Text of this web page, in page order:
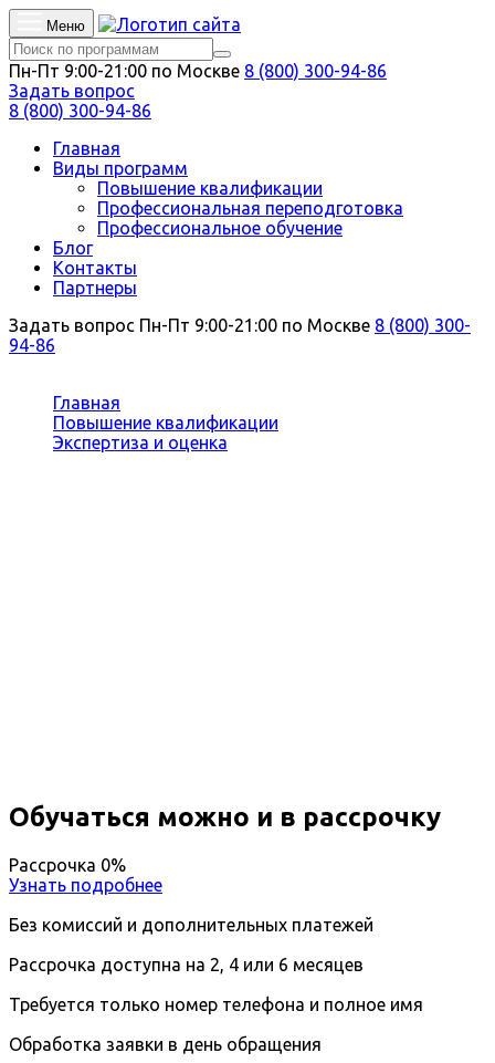
Меню
Пн-Пт 9:00-21:00 по Москве 8 (800) 300-94-86
Задать вопрос
8 (800) 300-94-86
Главная
Виды программ
Повышение квалификации
Профессиональная переподготовка
Профессиональное обучение
Блог
Контакты
Партнеры
Задать вопрос Пн-Пт 9:00-21:00 по Москве 8 (800) 300-
94-86
Главная
Повышение квалификации
Экспертиза и оценка
Обучаться можно и в рассрочку
Рассрочка 0%
Узнать подробнее
Без комиссий и дополнительных платежей
Рассрочка доступна на 2, 4 или 6 месяцев
Требуется только номер телефона и полное имя
Обработка заявки в день обращения